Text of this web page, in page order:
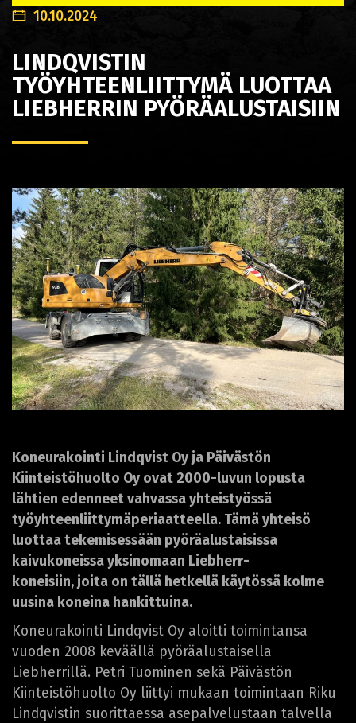
10.10.2024
LINDQVISTIN
TYÖYHTEENLIITTYMÄ LUOTTAA
LIEBHERRIN PYÖRÄALUSTAISIIN
Koneurakointi Lindqvist Oy ja Päivästön
Kiinteistöhuolto Oy ovat 2000-luvun lopusta
lähtien edenneet vahvassa yhteistyössä
työyhteenliittymäperiaatteella. Tämä yhteisö
luottaa tekemisessään pyöräalustaisissa
kaivukoneissa yksinomaan Liebherr-
koneisiin, joita on tällä hetkellä käytössä kolme
uusina koneina hankittuina.
Koneurakointi Lindqvist Oy aloitti toimintansa
vuoden 2008 keväällä pyöräalustaisella
Liebherrillä. Petri Tuominen sekä Päivästön
Kiinteistöhuolto Oy liittyi mukaan toimintaan Riku
Lindqvistin suorittaessa asepalvelustaan talvella